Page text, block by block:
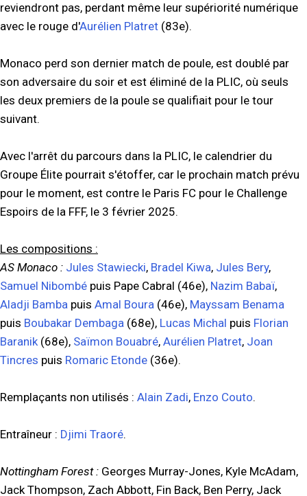
reviendront pas, perdant même leur supériorité numérique
avec le rouge d'Aurélien Platret (83e).
Monaco perd son dernier match de poule, est doublé par
son adversaire du soir et est éliminé de la PLIC, où seuls
les deux premiers de la poule se qualifiait pour le tour
suivant.
Avec l'arrêt du parcours dans la PLIC, le calendrier du
Groupe Élite pourrait s'étoffer, car le prochain match prévu
pour le moment, est contre le Paris FC pour le Challenge
Espoirs de la FFF, le 3 février 2025.
Les compositions :
AS Monaco : Jules Stawiecki, Bradel Kiwa, Jules Bery,
Samuel Nibombé puis Pape Cabral (46e), Nazim Babaï,
Aladji Bamba puis Amal Boura (46e), Mayssam Benama
puis Boubakar Dembaga (68e), Lucas Michal puis Florian
Baranik(68e), Saïmon Bouabré, Aurélien Platret, Joan
Tincres puis Romaric Etonde (36e).
Remplaçants non utilisés : Alain Zadi, Enzo Couto.
Entraîneur : Djimi Traoré.
Nottingham Forest : Georges Murray-Jones, Kyle McAdam,
Jack Thompson, Zach Abbott, Fin Back, Ben Perry, Jack